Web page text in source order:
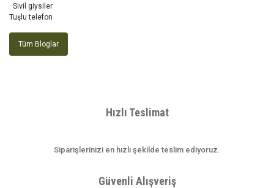
· Sivil giysiler
Tuşlu telefon
Tüm Bloglar
Hızlı Teslimat
Siparişlerinizi en hızlı şekilde teslim ediyoruz.
Güvenli Alışveriş